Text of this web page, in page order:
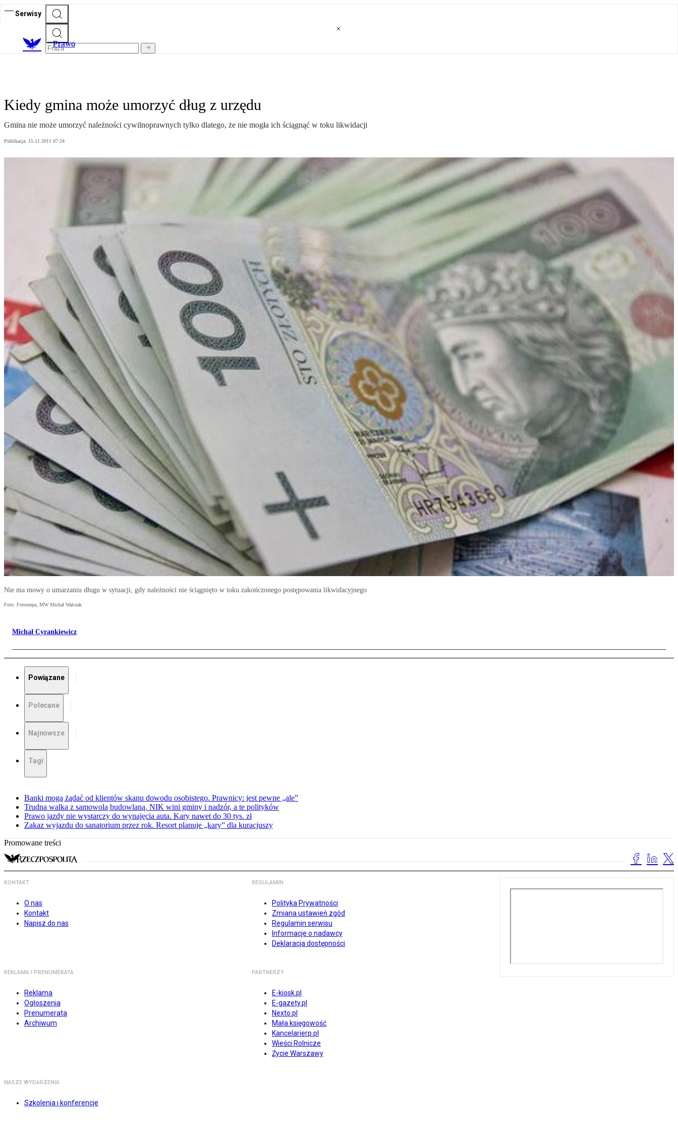
Serwisy
Prawo
Kiedy gmina może umorzyć dług z urzędu
Gmina nie może umorzyć należności cywilnoprawnych tylko dlatego, że nie mogła ich ściągnąć w toku likwidacji
Publikacja: 15.11.2011 07:24
Nie ma mowy o umarzaniu długu w sytuacji, gdy należności nie ściągnięto w toku zakończonego postępowania likwidacyjnego
Foto: Fotorzepa, MW Michał Walczak
Michał Cyrankiewicz
Powiązane
Polecane
Najnowsze
Tagi
Banki mogą żądać od klientów skanu dowodu osobistego. Prawnicy: jest pewne „ale”
Trudna walka z samowolą budowlaną. NIK wini gminy i nadzór, a te polityków
Prawo jazdy nie wystarczy do wynajęcia auta. Kary nawet do 30 tys. zł
Zakaz wyjazdu do sanatorium przez rok. Resort planuje „kary” dla kuracjuszy
Promowane treści
KONTAKT
O nas
Kontakt
Napisz do nas
REGULAMIN
Polityka Prywatności
Zmiana ustawień zgód
Regulamin serwisu
Informacje o nadawcy
Deklaracja dostępności
REKLAMA I PRENUMERATA
Reklama
Ogłoszenia
Prenumerata
Archiwum
PARTNERZY
E-kiosk.pl
E-gazety.pl
Nexto.pl
Mała księgowość
Kancelarierp.pl
Wieści Rolnicze
Życie Warszawy
NASZE WYDARZENIA
Szkolenia i konferencje